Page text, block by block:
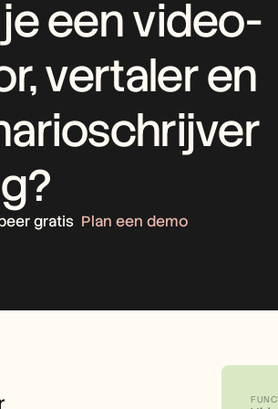
een video-
vertaler en
gratis Plan een demo